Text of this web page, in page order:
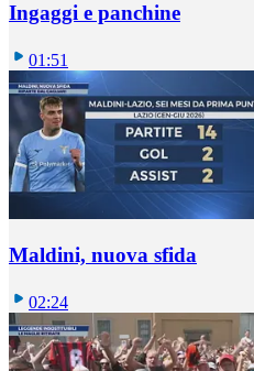
Ingaggi e panchine
01:51
Maldini, nuova sfida
02:24